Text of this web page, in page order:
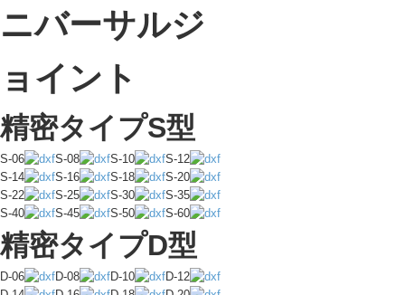
精密タイプS型
S-06 S-08 S-10
S-12
S-14
S-16 S-18
S-20
S-22
S-25 S-30
S-35
S-40
S-45 S-50 S-60
精密タイプD型
D-06 D-08 D-10
D-12